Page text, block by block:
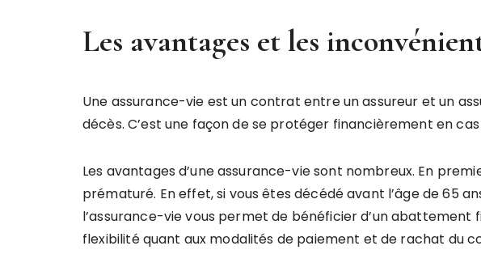
Les avantages et les
Une assurance-vie est un contrat entre un assureur et un
décès. C’est une façon de se protéger financièrement en
Les avantages d’une assurance-vie sont nombreux. En
prématuré. En effet, si vous êtes décédé avant l’âge de 65
l’assurance-vie vous permet de bénéficier d’un abattement
flexibilité quant aux modalités de paiement et de rachat du